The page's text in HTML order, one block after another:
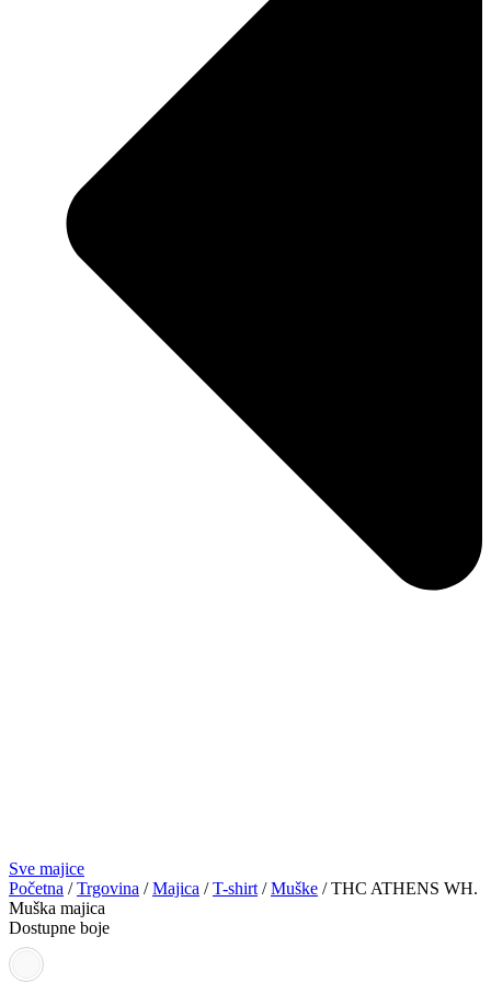
Sve majice
Početna /Trgovina /Majica /T-shirt /Muške / THC ATHENS WH.
Muška majica
Dostupne boje